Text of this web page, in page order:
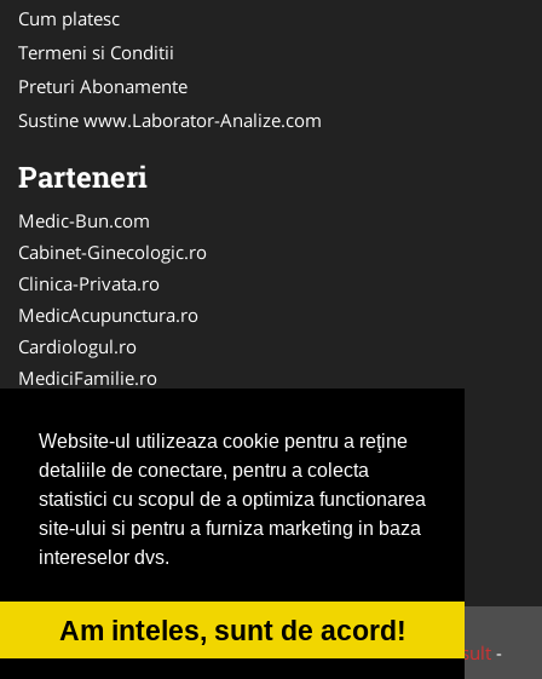
Website-ul utilizeaza cookie pentru a reţine
detaliile de conectare, pentru a colecta
statistici cu scopul de a optimiza functionarea
site-ului si pentru a furniza marketing in baza
intereselor dvs.
Am inteles, sunt de acord!
Cum platesc
Termeni si Conditii
Preturi Abonamente
Sustine www.Laborator-Analize.com
Parteneri
Medic-Bun.com
Cabinet-Ginecologic.ro
Clinica-Privata.ro
MedicAcupunctura.ro
Cardiologul.ro
MediciFamilie.ro
Radiologie-Dentara.com
Cabinet-Individual.ro
Oftalmologul.ro
Stomatologul.com
Veterinarul.com
© 2014-2025 Powered by VilonMedia &Tokaido Consult -